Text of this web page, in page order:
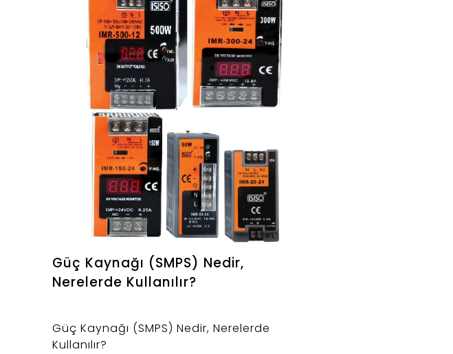
Güç Kaynağı (SMPS) Nedir,
Nerelerde Kullanılır?
Güç Kaynağı (SMPS) Nedir, Nerelerde
Kullanılır?